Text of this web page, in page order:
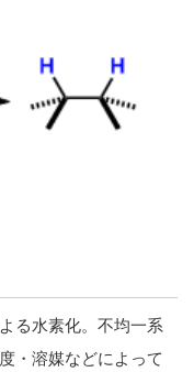
る水素化。不均一系
・溶媒などによって